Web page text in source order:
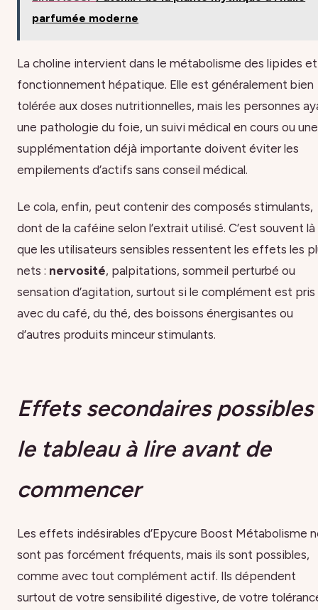
parfumée moderne
La choline intervient dans le métabolisme des lipides
fonctionnement hépatique. Elle est généralement bien
tolérée aux doses nutritionnelles, mais les personnes
une pathologie du foie, un suivi médical en cours ou une
supplémentation déjà importante doivent éviter les
empilements d’actifs sans conseil médical.
Le cola, enfin, peut contenir des composés stimulants,
dont de la caféine selon l’extrait utilisé. C’est souvent là
que les utilisateurs sensibles ressentent les effets les
nets : nervosité, palpitations, sommeil perturbé ou
sensation d’agitation, surtout si le complément est pris
avec du café, du thé, des boissons énergisantes ou
d’autres produits minceur stimulants.
Effets secondaires possibles
le tableau à lire avant de
commencer
Les effets indésirables d’Epycure Boost Métabolisme
sont pas forcément fréquents, mais ils sont possibles,
comme avec tout complément actif. Ils dépendent
surtout de votre sensibilité digestive, de votre